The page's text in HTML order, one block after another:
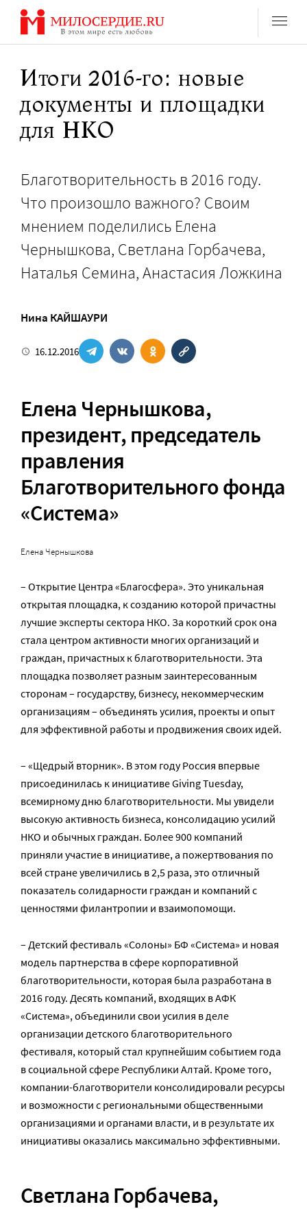
Перейти
содержанию
Итоги 2016-го: новые
документы и площадки
для НКО
Благотворительность в 2016 году.
Что произошло важного? Своим
мнением поделились Елена
Чернышкова, Светлана Горбачева,
Наталья Семина, Анастасия Ложкина
Нина КАЙШАУРИ
16.12.2016
Елена Чернышкова,
президент, председатель
правления
Благотворительного фонда
«Система»
Елена Чернышкова
– Открытие Центра «Благоcфера». Это уникальная
открытая площадка, к созданию которой причастны
лучшие эксперты сектора НКО. За короткий срок она
стала центром активности многих организаций и
граждан, причастных к благотворительности. Эта
площадка позволяет разным заинтересованным
сторонам – государству, бизнесу, некоммерческим
организациям – объединять усилия, проекты и опыт
для эффективной работы и продвижения своих идей.
– «Щедрый вторник». В этом году Россия впервые
присоединилась к инициативе Giving Tuesday,
всемирному дню благотворительности. Мы увидели
высокую активность бизнеса, консолидацию усилий
НКО и обычных граждан. Более 900 компаний
приняли участие в инициативе, а пожертвования по
всей стране увеличились в 2,5 раза, это отличный
показатель солидарности граждан и компаний с
ценностями филантропии и взаимопомощи.
– Детский фестиваль «Солоны» БФ «Система» и новая
модель партнерства в сфере корпоративной
благотворительности, которая была разработана в
2016 году. Десять компаний, входящих в АФК
«Система», объединили свои усилия в деле
организации детского благотворительного
фестиваля, который стал крупнейшим событием года
в социальной сфере Республики Алтай. Кроме того,
компании-благотворители консолидировали ресурсы
и возможности с региональными общественными
организациями и органами власти, и в результате их
инициативы оказались максимально эффективными.
Светлана Горбачева,